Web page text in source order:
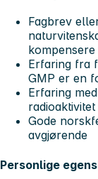
Fagbrev
Erfaring fra
GMP er en
Erfaring
Gode
avgjørende
Personlige